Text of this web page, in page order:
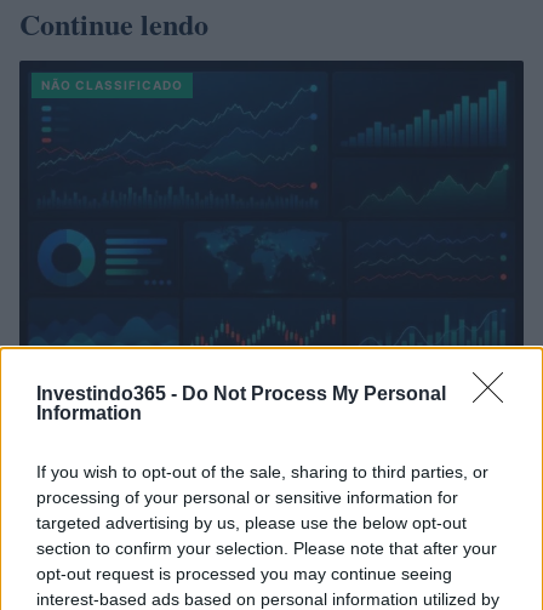
Investindo365 - Do Not Process My Personal
Information
If you wish to opt-out of the sale, sharing to third parties, or
processing of your personal or sensitive information for
targeted advertising by us, please use the below opt-out
section to confirm your selection. Please note that after your
opt-out request is processed you may continue seeing
interest-based ads based on personal information utilized by
Continue lendo
NÃO CLASSIFICADO
Real e cripto: semana de estabilidade com Bitcoin a dominar
NÃO CLASSIFICADO